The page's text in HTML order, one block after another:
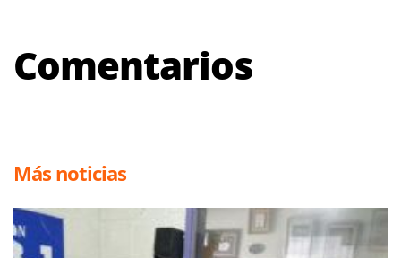
Comentarios
Más noticias